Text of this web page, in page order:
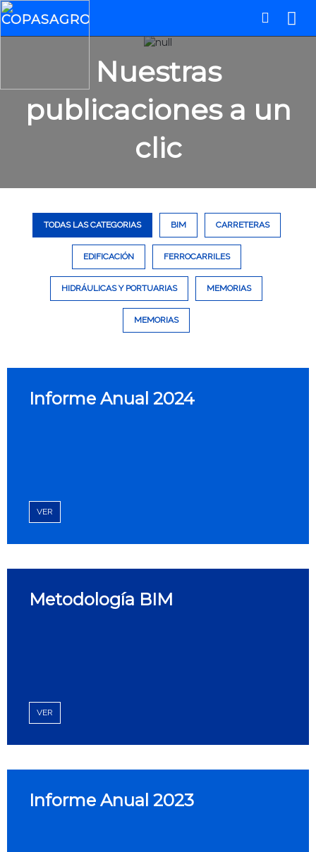
Nuestras
publicaciones a un
clic
TODAS LAS CATEGORIAS BIM CARRETERAS
EDIFICACIÓN FERROCARRILES
HIDRÁULICAS Y PORTUARIAS MEMORIAS
MEMORIAS
Informe Anual 2024
VER
Metodología BIM
VER
Informe Anual 2023